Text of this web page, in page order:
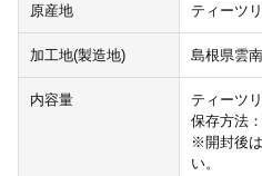
原産地 ティーツ
加工地(製造地) 島根県雲
内容量
ティーツ
保存方法
※開封後
い。